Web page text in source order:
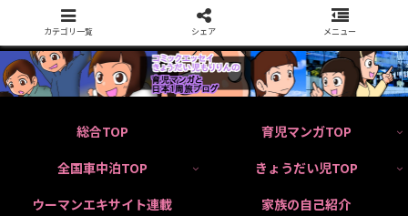
総合TOP
育児マンガTOP
全国車中泊TOP
きょうだい児TOP
ウーマンエキサイト連載
家族の自己紹介
カテゴリ一覧 シェア メニュー